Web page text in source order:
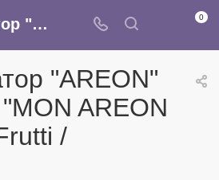
Ароматизатор "AREON" бумажный "MON AREON XXL" Tutti Frutti /уп-10/240 - купить в интернет-магазине Армина 0
"AREON"
AREON
/